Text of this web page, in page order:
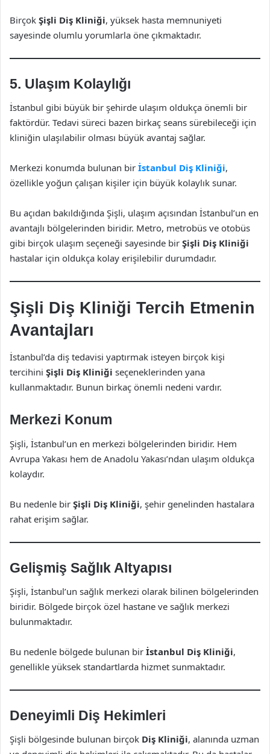
Birçok Şişli Diş Kliniği, yüksek hasta memnuniyeti
sayesinde olumlu yorumlarla öne çıkmaktadır.
5. Ulaşım Kolaylığı
İstanbul gibi büyük bir şehirde ulaşım oldukça önemli bir
faktördür. Tedavi süreci bazen birkaç seans sürebileceği için
kliniğin ulaşılabilir olması büyük avantaj sağlar.
Merkezi konumda bulunan bir İstanbul Diş Kliniği,
özellikle yoğun çalışan kişiler için büyük kolaylık sunar.
Bu açıdan bakıldığında Şişli, ulaşım açısından İstanbul’un en
avantajlı bölgelerinden biridir. Metro, metrobüs ve otobüs
gibi birçok ulaşım seçeneği sayesinde bir Şişli Diş Kliniği
hastalar için oldukça kolay erişilebilir durumdadır.
Şişli Diş Kliniği Tercih Etmenin
Avantajları
İstanbul’da diş tedavisi yaptırmak isteyen birçok kişi
tercihini Şişli Diş Kliniği seçeneklerinden yana
kullanmaktadır. Bunun birkaç önemli nedeni vardır.
Merkezi Konum
Şişli, İstanbul’un en merkezi bölgelerinden biridir. Hem
Avrupa Yakası hem de Anadolu Yakası’ndan ulaşım oldukça
kolaydır.
Bu nedenle bir Şişli Diş Kliniği, şehir genelinden hastalara
rahat erişim sağlar.
Gelişmiş Sağlık Altyapısı
Şişli, İstanbul’un sağlık merkezi olarak bilinen bölgelerinden
biridir. Bölgede birçok özel hastane ve sağlık merkezi
bulunmaktadır.
Bu nedenle bölgede bulunan bir İstanbul Diş Kliniği,
genellikle yüksek standartlarda hizmet sunmaktadır.
Deneyimli Diş Hekimleri
Şişli bölgesinde bulunan birçok Diş Kliniği, alanında uzman